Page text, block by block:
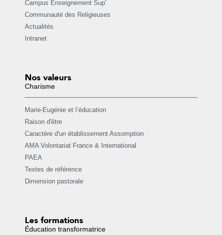
Campus Enseignement Sup'
Communauté des Religieuses
Actualités
Intranet
Nos valeurs
Charisme
Marie-Eugénie et l’éducation
Raison d'être
Caractère d'un établissement Assomption
AMA Volontariat France & International
PAEA
Textes de référence
Dimension pastorale
Les formations
Éducation transformatrice